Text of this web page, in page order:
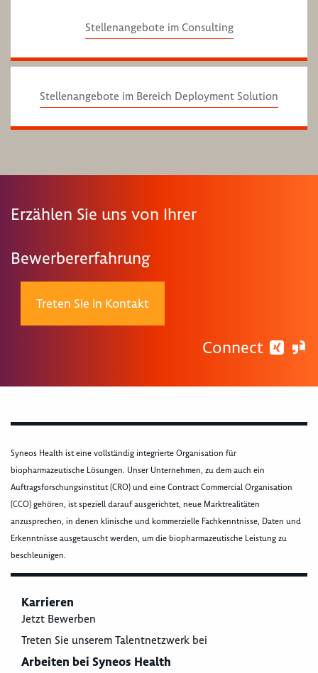
Stellenangebote im Consulting
Stellenangebote im Bereich Deployment Solution
Erzählen Sie uns von Ihrer
Bewerbererfahrung
Treten Sie in Kontakt
Connect
Syneos Health ist eine vollständig integrierte Organisation für
biopharmazeutische Lösungen. Unser Unternehmen, zu dem auch ein
Auftragsforschungsinstitut (CRO) und eine Contract Commercial Organisation
(CCO) gehören, ist speziell darauf ausgerichtet, neue Marktrealitäten
anzusprechen, in denen klinische und kommerzielle Fachkenntnisse, Daten und
Erkenntnisse ausgetauscht werden, um die biopharmazeutische Leistung zu
beschleunigen.
Karrieren
Jetzt Bewerben
Treten Sie unserem Talentnetzwerk bei
Arbeiten bei Syneos Health